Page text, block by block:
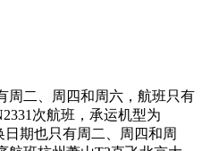
周二、周四和周六，航班只有
次航班，承运机型为
日期也只有周二、周四和周